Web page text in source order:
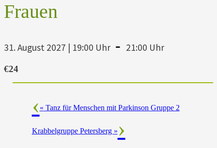
Frauen
31. August 2027 | 19:00 Uhr - 21:00 Uhr
€24
« Tanz für Menschen mit Parkinson Gruppe 2
Krabbelgruppe Petersberg »